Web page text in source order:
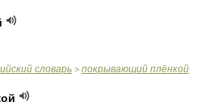
словарь > покрывающий плёнкой